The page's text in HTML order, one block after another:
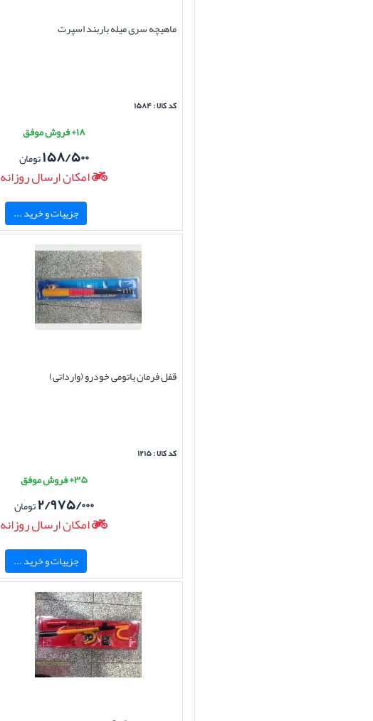
ماهیچه سری میله باربند اسپرت
کد کالا : ۱۵۸۴
۱۸+ فروش موفق
۱۵۸/۵۰۰تومان
امکان ارسال روزانه
جزییات و خرید ...
قفل فرمان باتومی خودرو (وارداتی)
کد کالا : ۱۲۱۵
۳۵+ فروش موفق
۲/۹۷۵/۰۰۰تومان
امکان ارسال روزانه
جزییات و خرید ...